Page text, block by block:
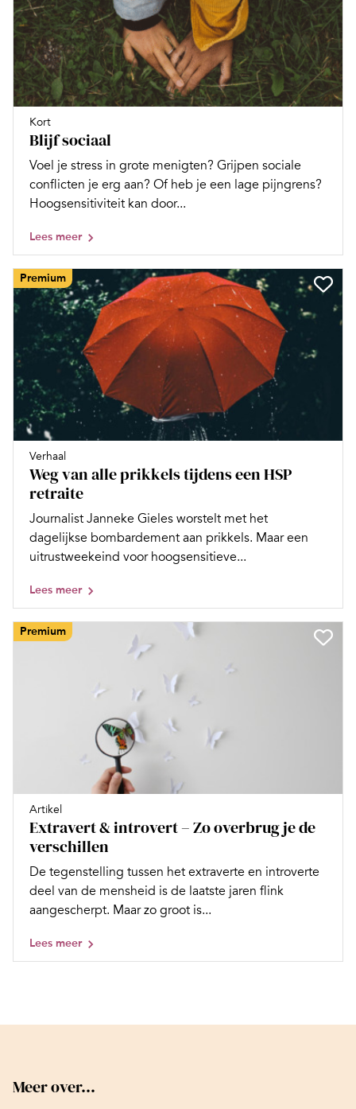
Kort
Blijf sociaal
Voel je stress in grote menigten? Grijpen sociale
conflicten je erg aan? Of heb je een lage pijngrens?
Hoogsensitiviteit kan door...
Lees meer
Premium
Verhaal
Weg van alle prikkels tijdens een HSP
retraite
Journalist Janneke Gieles worstelt met het
dagelijkse bombardement aan prikkels. Maar een
uitrustweekeind voor hoogsensitieve...
Lees meer
Premium
Artikel
Extravert & introvert – Zo overbrug je de
verschillen
De tegenstelling tussen het extraverte en introverte
deel van de mensheid is de laatste jaren flink
aangescherpt. Maar zo groot is...
Lees meer
Meer over...